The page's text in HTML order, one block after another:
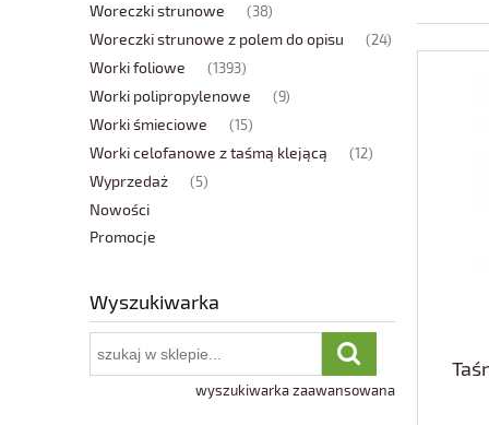
Woreczki strunowe (38)
Woreczki strunowe z polem do opisu (24)
Worki foliowe (1393)
Worki polipropylenowe (9)
Worki śmieciowe (15)
Worki celofanowe z taśmą klejącą (12)
Wyprzedaż (5)
Nowości
Promocje
Wyszukiwarka
wyszukiwarka zaawansowana